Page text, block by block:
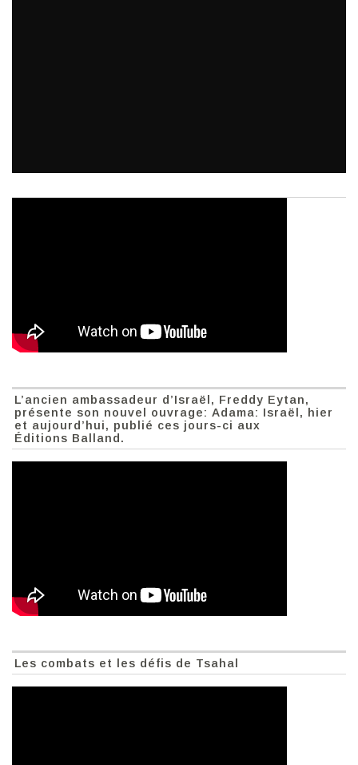
L’ancien ambassadeur d’Israël, Freddy Eytan,
présente son nouvel ouvrage: Adama: Israël, hier
et aujourd’hui, publié ces jours-ci aux
Éditions Balland.
Les combats et les défis de Tsahal